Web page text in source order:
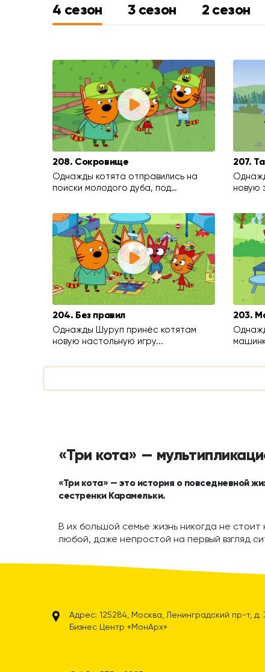
4 сезон 3 сезон 2 сезон
208. Сокровище
Однажды котята отправились на
поиски молодого дуба, под…
207.
новую
204. Без правил
Однажды Шуруп принёс котятам
новую настольную игру...
203.
«Три кота» —
«Три кота» — это история о повседневной
сестренки Карамельки.
В их большой семье жизнь никогда не
любой, даже непростой на первый взгляд
Адрес: 125284, Москва, Ленинградский пр-т, д.
Бизнес Центр «МонАрх»